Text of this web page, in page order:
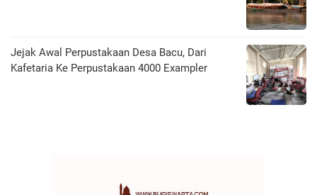
Jejak Awal Perpustakaan Desa Bacu, Dari
Kafetaria Ke Perpustakaan 4000 Exampler